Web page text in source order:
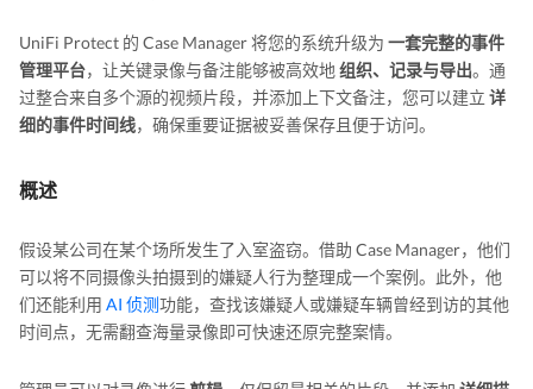
UniFi Protect 的 Case Manager 将您的系统升级为 一套完整的事件
管理平台，让关键录像与备注能够被高效地 组织、记录与导出。通
过整合来自多个源的视频片段，并添加上下文备注，您可以建立 详
细的事件时间线，确保重要证据被妥善保存且便于访问。
概述
假设某公司在某个场所发生了入室盗窃。借助 Case Manager，他们
可以将不同摄像头拍摄到的嫌疑人行为整理成一个案例。此外，他
们还能利用 AI 侦测功能，查找该嫌疑人或嫌疑车辆曾经到访的其他
时间点，无需翻查海量录像即可快速还原完整案情。